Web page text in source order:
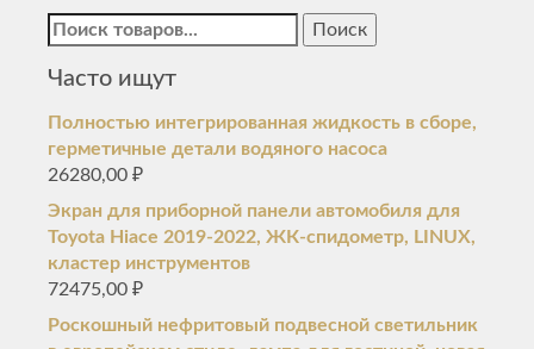
Найти:
Часто ищут
Полностью интегрированная жидкость в сборе,
герметичные детали водяного насоса
26280,00 ₽
Экран для приборной панели автомобиля для
Toyota Hiace 2019-2022, ЖК-спидометр, LINUX,
кластер инструментов
72475,00 ₽
Роскошный нефритовый подвесной светильник